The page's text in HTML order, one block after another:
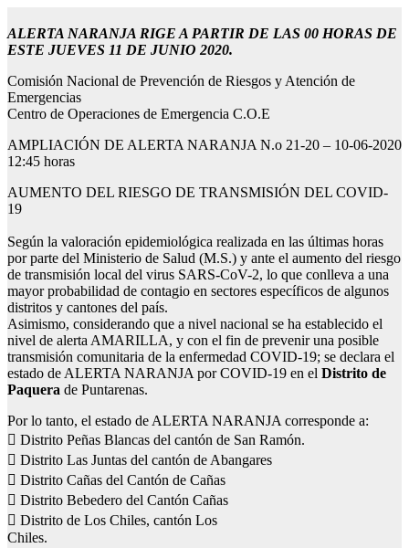
ALERTA NARANJA RIGE A PARTIR DE LAS 00 HORAS DE
ESTE JUEVES 11 DE JUNIO 2020.
Comisión Nacional de Prevención de Riesgos y Atención de
Emergencias
Centro de Operaciones de Emergencia C.O.E
AMPLIACIÓN DE ALERTA NARANJA N.o 21-20 – 10-06-2020
12:45 horas
AUMENTO DEL RIESGO DE TRANSMISIÓN DEL COVID-
19
Según la valoración epidemiológica realizada en las últimas horas
por parte del Ministerio de Salud (M.S.) y ante el aumento del riesgo
de transmisión local del virus SARS-CoV-2, lo que conlleva a una
mayor probabilidad de contagio en sectores específicos de algunos
distritos y cantones del país.
Asimismo, considerando que a nivel nacional se ha establecido el
nivel de alerta AMARILLA, y con el fin de prevenir una posible
transmisión comunitaria de la enfermedad COVID-19; se declara el
estado de ALERTA NARANJA por COVID-19 en el Distrito de
Paquera de Puntarenas.
Por lo tanto, el estado de ALERTA NARANJA corresponde a:
 Distrito Peñas Blancas del cantón de San Ramón.
 Distrito Las Juntas del cantón de Abangares
 Distrito Cañas del Cantón de Cañas
 Distrito Bebedero del Cantón Cañas
 Distrito de Los Chiles, cantón Los
Chiles.